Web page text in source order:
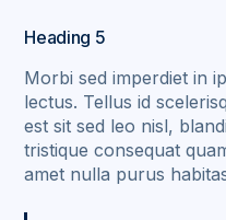
Heading 5
Morbi sed imperdiet in
lectus. Tellus id
est sit sed leo nisl,
tristique consequat
amet nulla purus